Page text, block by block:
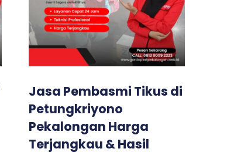
Jasa Pembasmi Tikus di
Petungkriyono
Pekalongan Harga
Terjangkau & Hasil